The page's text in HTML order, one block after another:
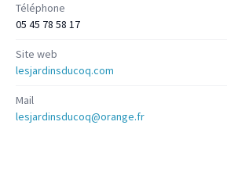
Téléphone
05 45 78 58 17
Site web
lesjardinsducoq.com
Mail
lesjardinsducoq@orange.fr